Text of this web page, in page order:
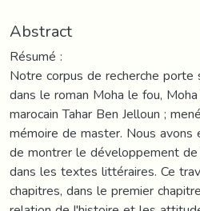
Abstract
Résumé :
Notre corpus de recherche
dans le roman Moha le fou,
marocain Tahar Ben Jelloun ;
mémoire de master. Nous
de montrer le développement
dans les textes littéraires. Ce
chapitres, dans le premier